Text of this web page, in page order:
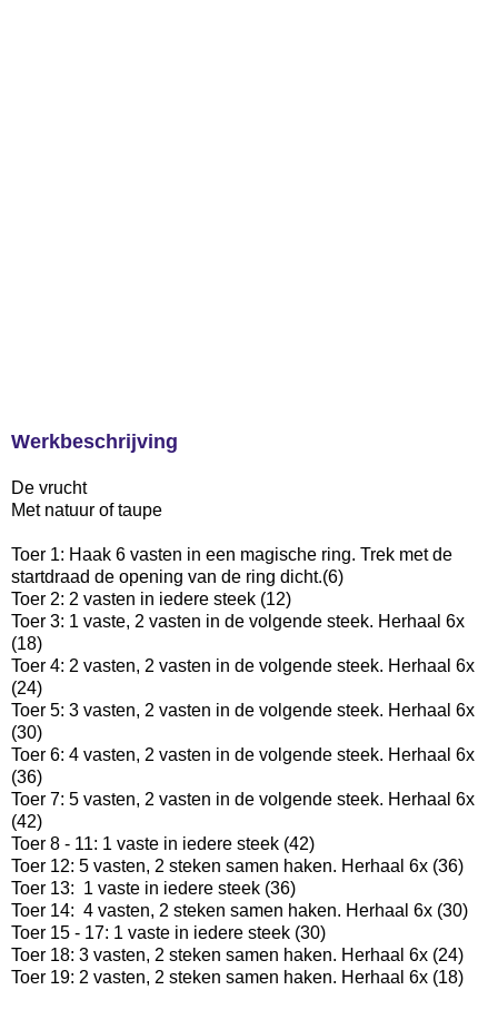
Werkbeschrijving
De vrucht
Met natuur of taupe
Toer 1: Haak 6 vasten in een magische ring. Trek met de
startdraad de opening van de ring dicht.(6)
Toer 2: 2 vasten in iedere steek (12)
Toer 3: 1 vaste, 2 vasten in de volgende steek. Herhaal 6x
(18)
Toer 4: 2 vasten, 2 vasten in de volgende steek. Herhaal 6x
(24)
Toer 5: 3 vasten, 2 vasten in de volgende steek. Herhaal 6x
(30)
Toer 6: 4 vasten, 2 vasten in de volgende steek. Herhaal 6x
(36)
Toer 7: 5 vasten, 2 vasten in de volgende steek. Herhaal 6x
(42)
Toer 8 - 11: 1 vaste in iedere steek (42)
Toer 12: 5 vasten, 2 steken samen haken. Herhaal 6x (36)
Toer 13: 1 vaste in iedere steek (36)
Toer 14: 4 vasten, 2 steken samen haken. Herhaal 6x (30)
Toer 15 - 17: 1 vaste in iedere steek (30)
Toer 18: 3 vasten, 2 steken samen haken. Herhaal 6x (24)
Toer 19: 2 vasten, 2 steken samen haken. Herhaal 6x (18)